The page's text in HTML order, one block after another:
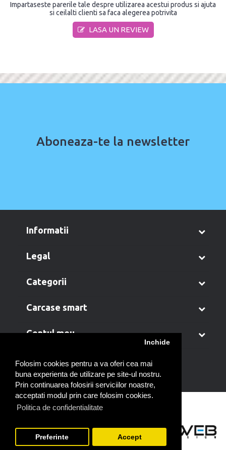
Folosim cookies pentru a va oferi cea mai
buna experienta de utilizare pe site-ul nostru.
Prin continuarea folosirii serviciilor noastre,
acceptati modul prin care folosim cookies.
Politica de confidentialitate
Inchide
Preferinte Accept
Impartaseste parerile tale despre utilizarea acestui produs si ajuta
si ceilalti clienti sa faca alegerea potrivita
LASA UN REVIEW
Aboneaza-te la newsletter
informatii
legal
categorii
carcase smart
contul meu